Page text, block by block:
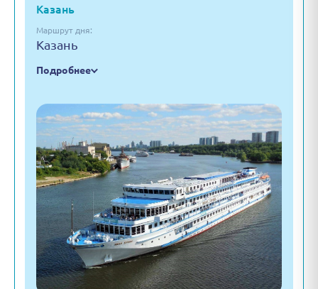
Казань
Маршрут дня:
Казань
Подробнее